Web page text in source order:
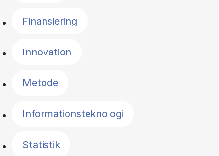
Finansiering
Innovation
Metode
Informationsteknologi
Statistik